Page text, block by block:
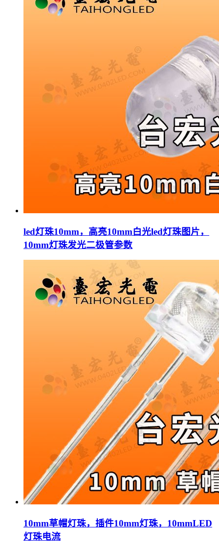
led灯珠10mm，高亮10mm白光led灯珠图片，
10mm灯珠发光二极管参数
10mm草帽灯珠，插件10mm灯珠，10mmLED
灯珠电流